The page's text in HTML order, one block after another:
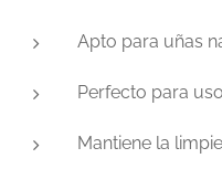
Apto para uñas
Perfecto para
Mantiene la